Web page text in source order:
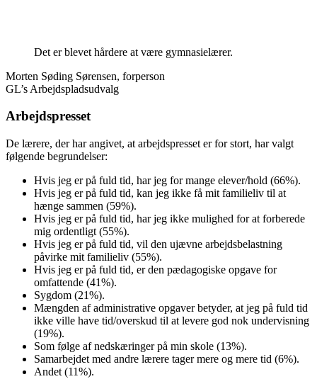
Det er blevet hårdere at være gymnasielærer.
Morten Søding Sørensen, forperson
GL’s Arbejdspladsudvalg
Arbejdspresset
De lærere, der har angivet, at arbejdspresset er for stort, har valgt
følgende begrundelser:
Hvis jeg er på fuld tid, har jeg for mange elever/hold (66%).
Hvis jeg er på fuld tid, kan jeg ikke få mit familieliv til at
hænge sammen (59%).
Hvis jeg er på fuld tid, har jeg ikke mulighed for at forberede
mig ordentligt (55%).
Hvis jeg er på fuld tid, vil den ujævne arbejdsbelastning
påvirke mit familieliv (55%).
Hvis jeg er på fuld tid, er den pædagogiske opgave for
omfattende (41%).
Sygdom (21%).
Mængden af administrative opgaver betyder, at jeg på fuld tid
ikke ville have tid/overskud til at levere god nok undervisning
(19%).
Som følge af nedskæringer på min skole (13%).
Samarbejdet med andre lærere tager mere og mere tid (6%).
Andet (11%).